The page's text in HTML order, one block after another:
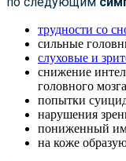
трудности со
сильные
слуховые и
снижение
головного
попытки
нарушения
пониженный
на коже